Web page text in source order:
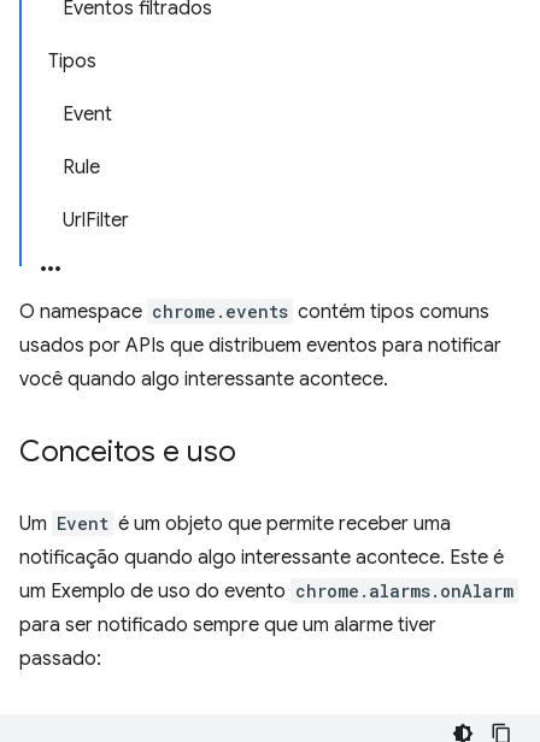
Eventos filtrados
Tipos
Event
Rule
UrlFilter
O namespace chrome.events contém tipos comuns
usados por APIs que distribuem eventos para notificar
você quando algo interessante acontece.
Conceitos e uso
Um Event é um objeto que permite receber uma
notificação quando algo interessante acontece. Este é
um Exemplo de uso do evento chrome.alarms.onAlarm
para ser notificado sempre que um alarme tiver
passado: